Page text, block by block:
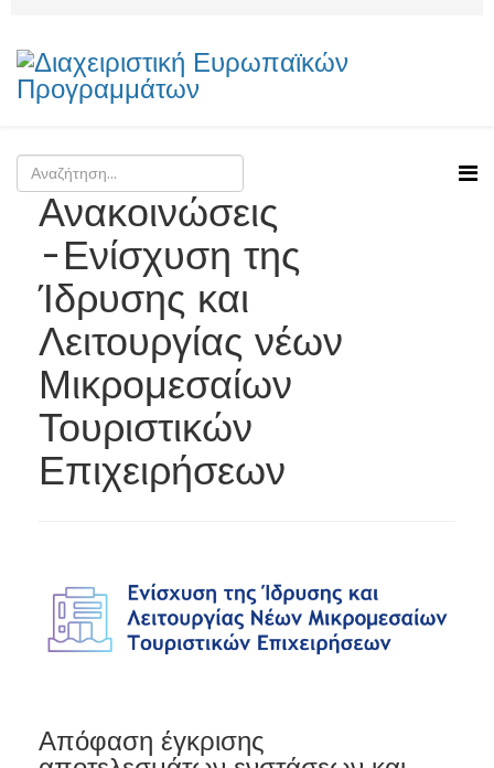
Ανακοινώσεις
-Ενίσχυση της
Ίδρυσης και
Λειτουργίας νέων
Μικρομεσαίων
Τουριστικών
Επιχειρήσεων
Απόφαση έγκρισης